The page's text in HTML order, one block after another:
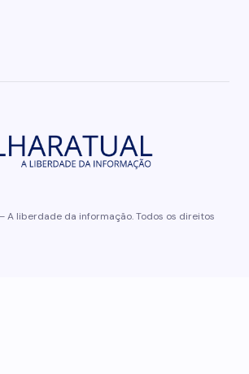
A liberdade da informação. Todos os direitos